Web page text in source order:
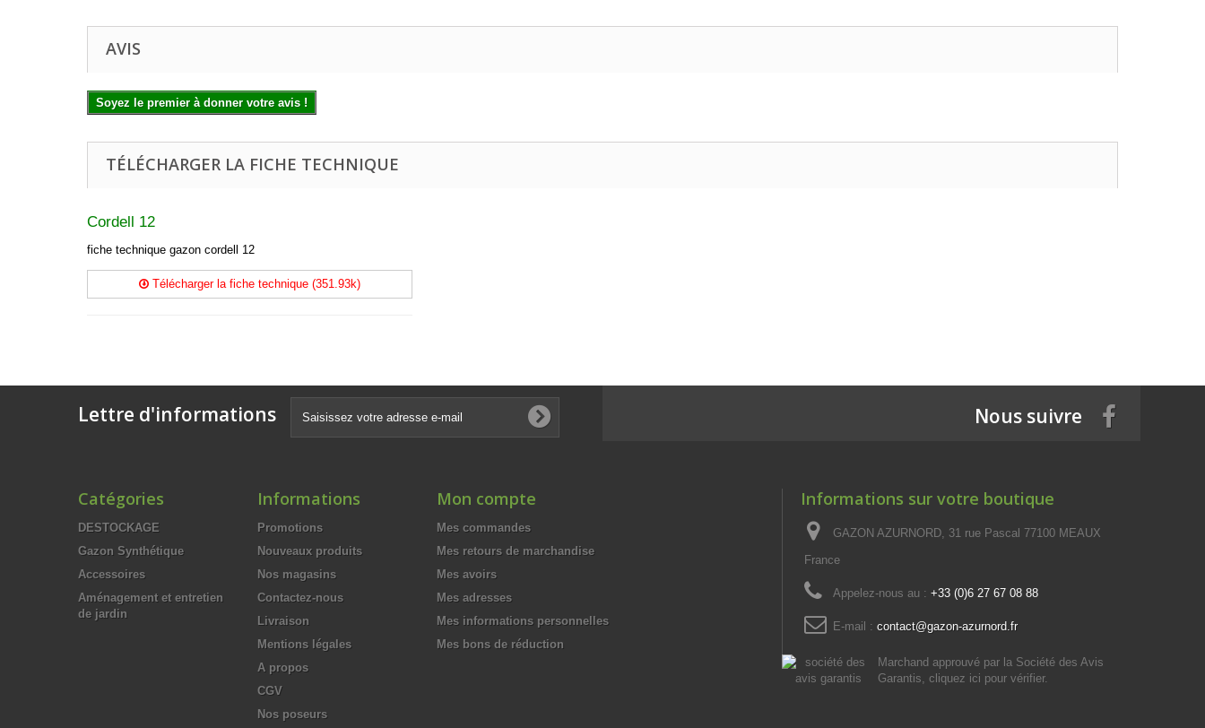
AVIS
Soyez le premier à donner votre avis !
TÉLÉCHARGER LA FICHE TECHNIQUE
Cordell 12
fiche technique gazon cordell 12
Télécharger la fiche technique (351.93k)
Lettre d'informations Nous suivre
Catégories
DESTOCKAGE
Gazon Synthétique
Accessoires
Aménagement et entretien
de jardin
Informations
Promotions
Nouveaux produits
Nos magasins
Contactez-nous
Livraison
Mentions légales
A propos
CGV
Nos poseurs
Mon compte
Mes commandes
Mes retours de marchandise
Mes avoirs
Mes adresses
Mes informations personnelles
Mes bons de réduction
Informations sur votre boutique
GAZON AZURNORD, 31 rue Pascal 77100 MEAUX
France
Appelez-nous au : +33 (0)6 27 67 08 88
E-mail : contact@gazon-azurnord.fr
Marchand approuvé par la Société des Avis
Garantis, cliquez ici pour vérifier.